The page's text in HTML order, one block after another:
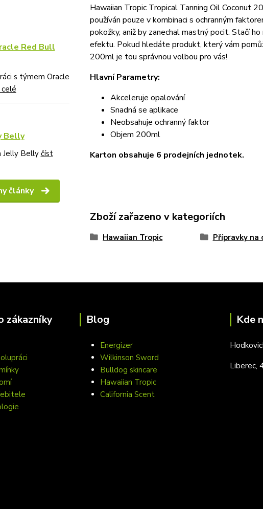
Red Bull
s týmem Oracle
Belly
Jelly Belly číst
články
Hawaiian Tropic Tropical Tanning Oil Coconut
používán pouze v kombinaci s ochranným
pokožky, aniž by zanechal mastný pocit. Stačí
efektu. Pokud hledáte produkt, který vám
200ml je tou správnou volbou pro vás!
Hlavní Parametry:
Akceleruje opalování
Snadná se aplikace
Neobsahuje ochranný faktor
Objem 200ml
Karton obsahuje 6 prodejních jednotek.
Zboží zařazeno v kategoriích
Hawaiian Tropic Přípravky na
zákazníky Blog
Energizer
Wilkinson Sword
Bulldog skincare
Hawaiian Tropic
California Scent
Kde
Liberec,